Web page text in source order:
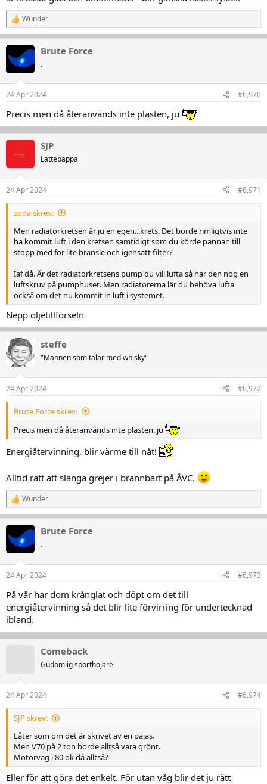
R
e
a
t
e
:
Wunder
Brute Force
.
24 Apr 2024 #6,970
Precis men då återanvänds inte plasten, ju
SJP
Lattepappa
24 Apr 2024 #6,971
zoda skrev:
Men radiatorkretsen är ju en egen...krets. Det borde rimligtvis inte
ha kommit luft i den kretsen samtidigt som du körde pannan till
stopp med för lite bränsle och igensatt filter?
Iaf då. Är det radiatorkretsens pump du vill lufta så har den nog en
luftskruv på pumphuset. Men radiatorerna lär du behöva lufta
också om det nu kommit in luft i systemet.
Nepp oljetillförseln
steffe
"Mannen som talar med whisky"
24 Apr 2024 #6,972
Brute Force skrev:
Precis men då återanvänds inte plasten, ju
Energiåtervinning, blir värme till nåt!
Alltid rätt att slänga grejer i brännbart på ÅVC.
R
e
t
e
:
Wunder
Brute Force
.
24 Apr 2024 #6,973
På vår har dom krånglat och döpt om det till
energiåtervinning så det blir lite förvirring för undertecknad
ibland.
Comeback
Gudomlig sporthojare
24 Apr 2024 #6,974
SJP skrev:
Låter som om det är skrivet av en pajas.
Men V70 på 2 ton borde alltså vara grönt.
Motorväg i 80 ok då alltså?
Eller för att göra det enkelt. För utan våg blir det ju rätt